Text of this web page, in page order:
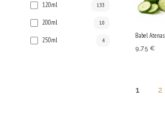
120ml 133
200ml 10
250ml 4
Babel Atenas
9,75€
1 2